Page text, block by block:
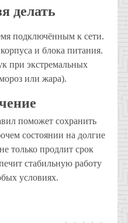
делать
подключённым к сети.
и блока питания.
при экстремальных
или жара).
поможет сохранить
состоянии на долгие
только продлит срок
стабильную работу
условиях.